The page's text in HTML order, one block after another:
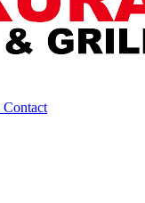
Contact(huidige)